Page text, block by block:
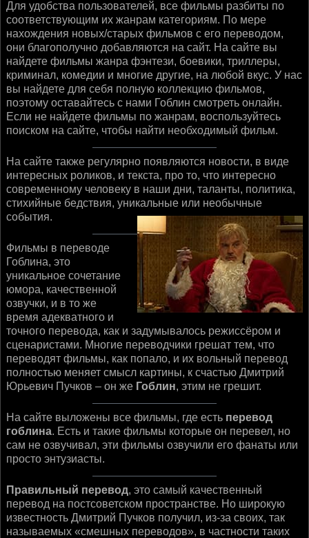
Для удобства пользователей, все фильмы разбиты по
соответствующим их жанрам категориям. По мере
нахождения новых/старых фильмов с его переводом,
они благополучно добавляются на сайт. На сайте вы
найдете фильмы жанра фэнтези, боевики, триллеры,
криминал, комедии и многие другие, на любой вкус. У нас
вы найдете для себя полную коллекцию фильмов,
поэтому оставайтесь с нами Гоблин смотреть онлайн.
Если не найдете фильмы по жанрам, воспользуйтесь
поиском на сайте, чтобы найти необходимый фильм.
На сайте также регулярно появляются новости, в виде
интересных роликов, и текста, про то, что интересно
современному человеку в наши дни, таланты, политика,
стихийные бедствия, уникальные или необычные
события.
Фильмы в переводе
Гоблина, это
уникальное сочетание
юмора, качественной
озвучки, и в то же
время адекватного и
точного перевода, как и задумывалось режиссёром и
сценаристами. Многие переводчики грешат тем, что
переводят фильмы, как попало, и их вольный перевод
полностью меняет смысл картины, к счастью Дмитрий
Юрьевич Пучков – он же Гоблин, этим не грешит.
На сайте выложены все фильмы, где есть перевод
гоблина. Есть и такие фильмы которые он перевел, но
сам не озвучивал, эти фильмы озвучили его фанаты или
просто энтузиасты.
Правильный перевод, это самый качественный
перевод на постсоветском пространстве. Но широкую
известность Дмитрий Пучков получил, из-за своих, так
называемых «смешных переводов», в частности таких